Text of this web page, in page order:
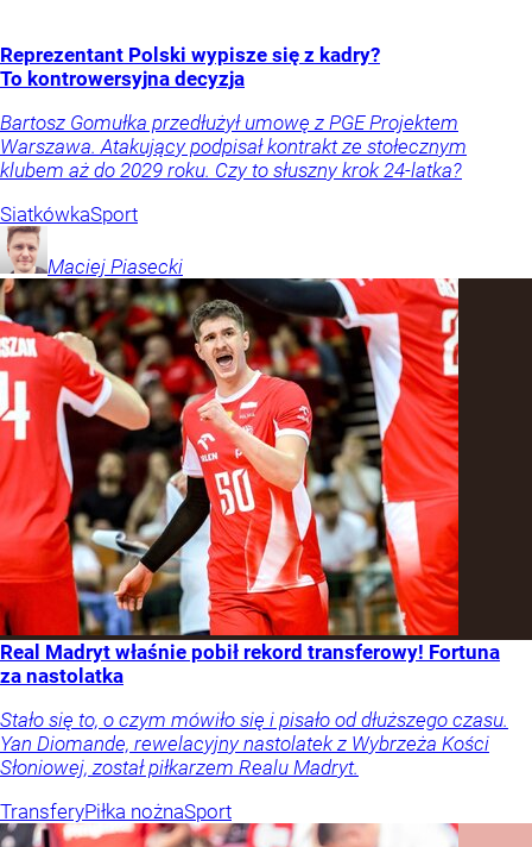
Reprezentant Polski wypisze się z kadry?
To kontrowersyjna decyzja
Bartosz Gomułka przedłużył umowę z PGE Projektem
Warszawa. Atakujący podpisał kontrakt ze stołecznym
klubem aż do 2029 roku. Czy to słuszny krok 24-latka?
SiatkówkaSport
Maciej Piasecki
Real Madryt właśnie pobił rekord transferowy! Fortuna
za nastolatka
Stało się to, o czym mówiło się i pisało od dłuższego czasu.
Yan Diomande, rewelacyjny nastolatek z Wybrzeża Kości
Słoniowej, został piłkarzem Realu Madryt.
TransferyPiłka nożnaSport